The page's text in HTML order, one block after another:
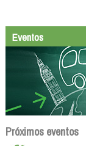
Eventos
Próximos eventos